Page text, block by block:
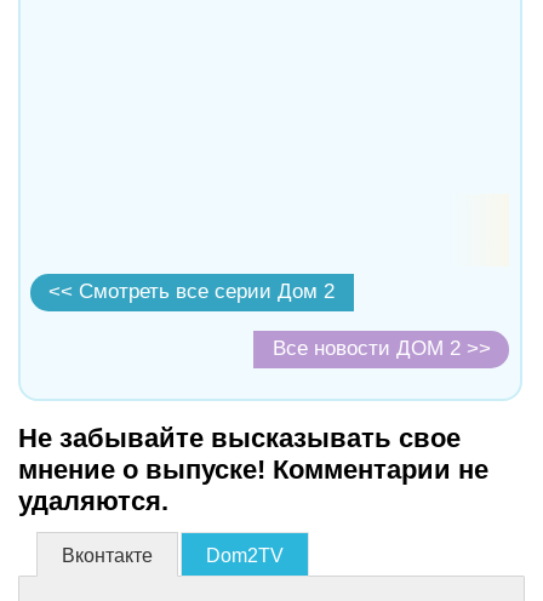
<< Смотреть все серии Дом 2
Все новости ДОМ 2 >>
Не забывайте высказывать свое
мнение о выпуске! Комментарии не
удаляются.
Вконтакте Dom2TV